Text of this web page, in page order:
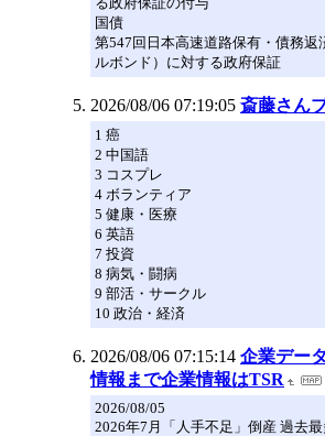
国債
第547回日本高速道路保有・債務返
ルボンド）に対する政府保証
2026/08/06 07:19:05 斎藤さん
1 癌
2 中国語
3 コスプレ
4 ボランティア
5 健康・医療
6 英語
7 投資
8 病気・闘病
9 部活・サークル
10 政治・経済
2026/08/06 07:15:14 企業デー
情報まで企業情報はTSR
2026/08/05
2026年7月「人手不足」倒産 過去